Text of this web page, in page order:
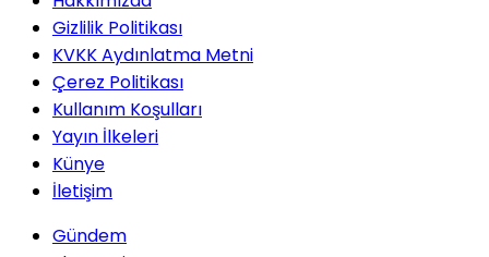
Gizlilik Politikası
KVKK Aydınlatma Metni
Çerez Politikası
Kullanım Koşulları
Yayın İlkeleri
Künye
İletişim
Gündem